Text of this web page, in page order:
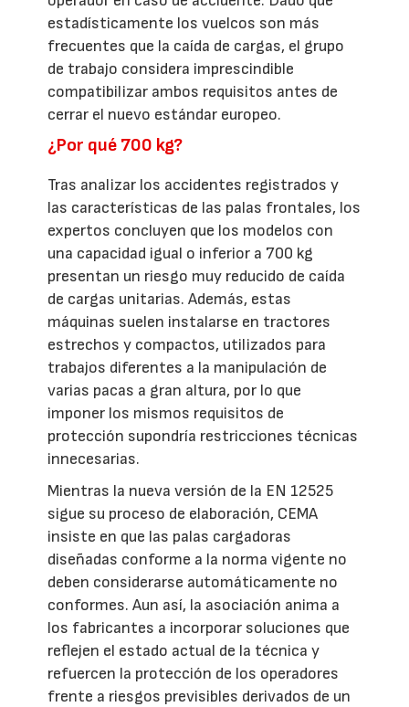
estadísticamente los vuelcos son más
frecuentes que la caída de cargas, el grupo
de trabajo considera imprescindible
compatibilizar ambos requisitos antes de
cerrar el nuevo estándar europeo.
¿Por qué 700 kg?
Tras analizar los accidentes registrados y
las características de las palas frontales, los
expertos concluyen que los modelos con
una capacidad igual o inferior a 700 kg
presentan un riesgo muy reducido de caída
de cargas unitarias. Además, estas
máquinas suelen instalarse en tractores
estrechos y compactos, utilizados para
trabajos diferentes a la manipulación de
varias pacas a gran altura, por lo que
imponer los mismos requisitos de
protección supondría restricciones técnicas
innecesarias.
Mientras la nueva versión de la EN 12525
sigue su proceso de elaboración, CEMA
insiste en que las palas cargadoras
diseñadas conforme a la norma vigente no
deben considerarse automáticamente no
conformes. Aun así, la asociación anima a
los fabricantes a incorporar soluciones que
reflejen el estado actual de la técnica y
refuercen la protección de los operadores
frente a riesgos previsibles derivados de un